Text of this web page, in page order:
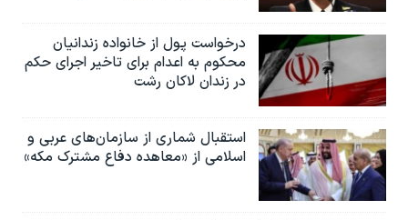
درخواست پول از خانواده زندانیان
محکوم به‌ اعدام برای تاخیر اجرای حکم
در زندان لاکان رشت
استقبال شماری از سازمان‌های عربی و
اسلامی از «معاهده دفاع مشترک مکه»